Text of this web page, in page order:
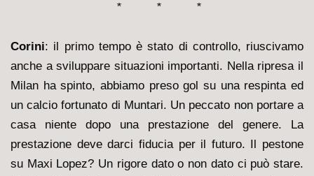
* * *
Corini: il primo tempo è stato di controllo, riuscivamo
anche a sviluppare situazioni importanti. Nella ripresa il
Milan ha spinto, abbiamo preso gol su una respinta ed
un calcio fortunato di Muntari. Un peccato non portare a
casa niente dopo una prestazione del genere. La
prestazione deve darci fiducia per il futuro. Il pestone
su Maxi Lopez? Un rigore dato o non dato ci può stare.